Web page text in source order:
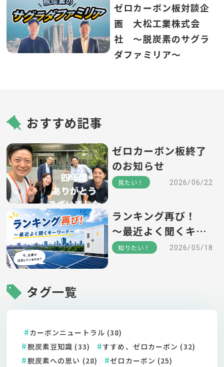
ゼロカーボン板対談企
画 大松工業株式会
社 ～脱炭素のサグラ
ダファミリア～
おすすめ記事
ゼロカーボン板終了
のお知らせ
見たい！ 2026/06/22
ランキング再び！
～最近よく聞くキー
ワード～
知りたい！ 2026/05/18
タグ一覧
カーボンニュートラル (38)
脱炭素豆知識 (33)
すすめ、ゼロカーボン (32)
脱炭素への思い (28)
ゼロカーボン (25)